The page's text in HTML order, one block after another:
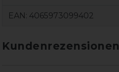
EAN: 4065973099402
Kundenrezensionen